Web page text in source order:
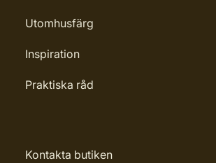
Utomhusfärg
Inspiration
Praktiska råd
Kontakta butiken